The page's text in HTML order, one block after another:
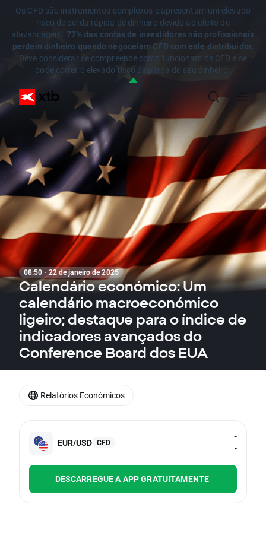
Os CFD são instrumentos complexos e apresentam um elevado
risco de perda rápida de dinheiro devido ao efeito de
alavancagem. 77% das contas de investidores não profissionais
perdem dinheiro quando negoceiam CFD com este distribuidor.
Deve considerar se compreende como funcionam os CFD e se
pode correr o elevado risco de perda do seu dinheiro.
08:50 · 22 de janeiro de 2025
Calendário económico: Um
calendário macroeconómico
ligeiro; destaque para o índice de
indicadores avançados do
Conference Board dos EUA
EUR/USD CFD
-
-
DESCARREGUE A APP GRATUITAMENTE
Relatórios Económicos